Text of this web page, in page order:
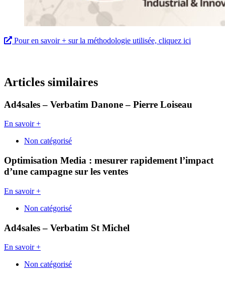
Pour en savoir + sur la méthodologie utilisée, cliquez ici
Articles similaires
Ad4sales – Verbatim Danone – Pierre Loiseau
En savoir +
Non catégorisé
Optimisation Media : mesurer rapidement l’impact
d’une campagne sur les ventes
En savoir +
Non catégorisé
Ad4sales – Verbatim St Michel
En savoir +
Non catégorisé